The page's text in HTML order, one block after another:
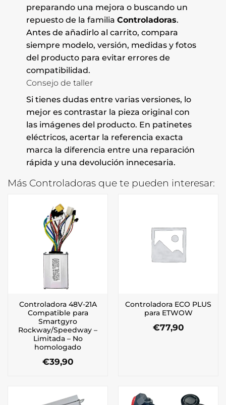
preparando una mejora o buscando un
repuesto de la familia Controladoras.
Antes de añadirlo al carrito, compara
siempre modelo, versión, medidas y fotos
del producto para evitar errores de
compatibilidad.
Consejo de taller
Si tienes dudas entre varias versiones, lo
mejor es contrastar la pieza original con
las imágenes del producto. En patinetes
eléctricos, acertar la referencia exacta
marca la diferencia entre una reparación
rápida y una devolución innecesaria.
Más Controladoras que te pueden interesar:
Controladora 48V-21A
Compatible para
Smartgyro
Rockway/Speedway –
Limitada – No
homologado
€39,90
Controladora ECO PLUS
para ETWOW
€77,90